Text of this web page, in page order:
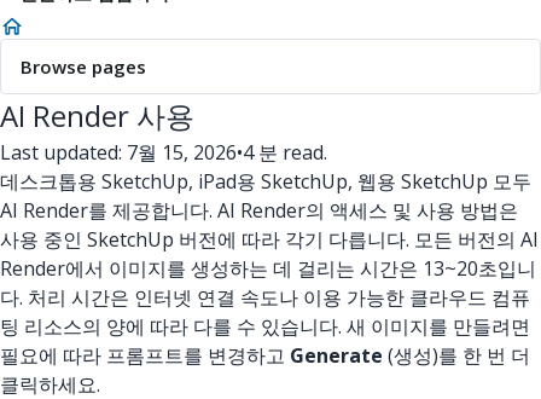
Browse pages
AI Render 사용
Last updated: 7월 15, 2026•4 분 read.
데스크톱용 SketchUp, iPad용 SketchUp, 웹용 SketchUp 모두
AI Render를 제공합니다. AI Render의 액세스 및 사용 방법은
사용 중인 SketchUp 버전에 따라 각기 다릅니다. 모든 버전의 AI
Render에서 이미지를 생성하는 데 걸리는 시간은 13~20초입니
다. 처리 시간은 인터넷 연결 속도나 이용 가능한 클라우드 컴퓨
팅 리소스의 양에 따라 다를 수 있습니다. 새 이미지를 만들려면
필요에 따라 프롬프트를 변경하고 Generate (생성)를 한 번 더
클릭하세요.